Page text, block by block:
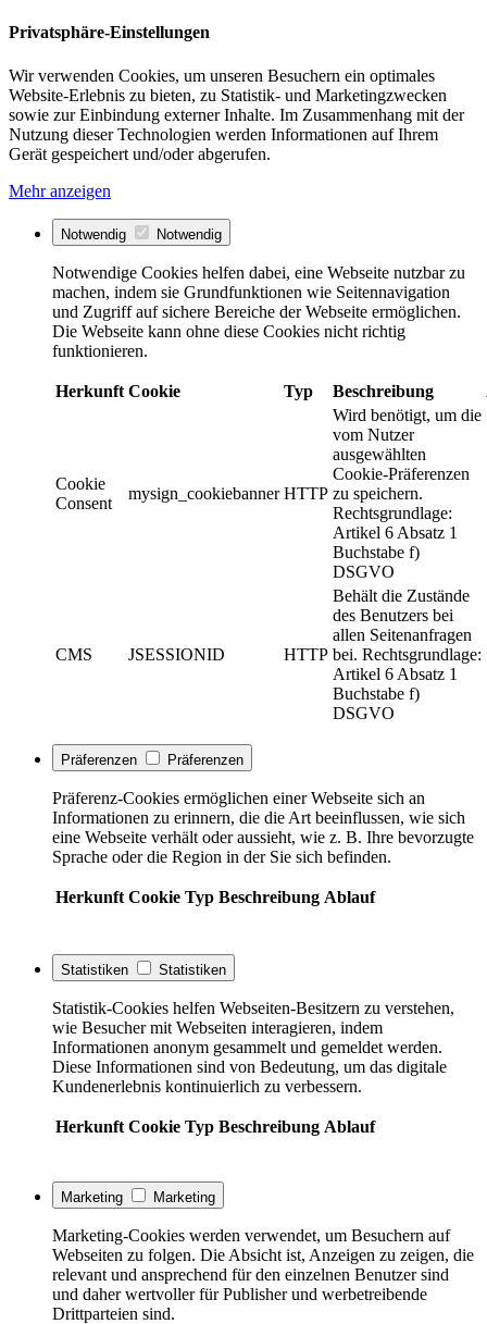
Privatsphäre-Einstellungen
Wir verwenden Cookies, um unseren Besuchern ein optimales
Website-Erlebnis zu bieten, zu Statistik- und Marketingzwecken
sowie zur Einbindung externer Inhalte. Im Zusammenhang mit der
Nutzung dieser Technologien werden Informationen auf Ihrem
Gerät gespeichert und/oder abgerufen.
Mehr anzeigen
Notwendig Notwendig
Notwendige Cookies helfen dabei, eine Webseite nutzbar zu
machen, indem sie Grundfunktionen wie Seitennavigation
und Zugriff auf sichere Bereiche der Webseite ermöglichen.
Die Webseite kann ohne diese Cookies nicht richtig
funktionieren.
Herkunft Cookie Typ Beschreibung
Cookie
Consent
mysign_cookiebanner HTTP
Wird benötigt, um die
vom Nutzer
ausgewählten
Cookie-Präferenzen
zu speichern.
Rechtsgrundlage:
Artikel 6 Absatz 1
Buchstabe f)
DSGVO
CMS JSESSIONID HTTP
Behält die Zustände
des Benutzers bei
allen Seitenanfragen
bei. Rechtsgrundlage:
Artikel 6 Absatz 1
Buchstabe f)
DSGVO
Präferenzen Präferenzen
Präferenz-Cookies ermöglichen einer Webseite sich an
Informationen zu erinnern, die die Art beeinflussen, wie sich
eine Webseite verhält oder aussieht, wie z. B. Ihre bevorzugte
Sprache oder die Region in der Sie sich befinden.
Herkunft Cookie Typ Beschreibung Ablauf
Statistiken Statistiken
Statistik-Cookies helfen Webseiten-Besitzern zu verstehen,
wie Besucher mit Webseiten interagieren, indem
Informationen anonym gesammelt und gemeldet werden.
Diese Informationen sind von Bedeutung, um das digitale
Kundenerlebnis kontinuierlich zu verbessern.
Herkunft Cookie Typ Beschreibung Ablauf
Marketing Marketing
Marketing-Cookies werden verwendet, um Besuchern auf
Webseiten zu folgen. Die Absicht ist, Anzeigen zu zeigen, die
relevant und ansprechend für den einzelnen Benutzer sind
und daher wertvoller für Publisher und werbetreibende
Drittparteien sind.